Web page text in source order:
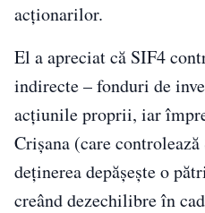
acționarilor.
El a apreciat că SIF4
indirecte – fonduri de
acțiunile proprii, iar
Crișana (care
deținerea depășește o
creând dezechilibre în